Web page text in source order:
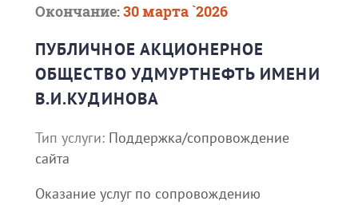
Окончание:30 марта `2026
ПУБЛИЧНОЕ АКЦИОНЕРНОЕ
ОБЩЕСТВО УДМУРТНЕФТЬ ИМЕНИ
В.И.КУДИНОВА
Тип услуги: Поддержка/сопровождение
сайта
Оказание услуг по сопровождению